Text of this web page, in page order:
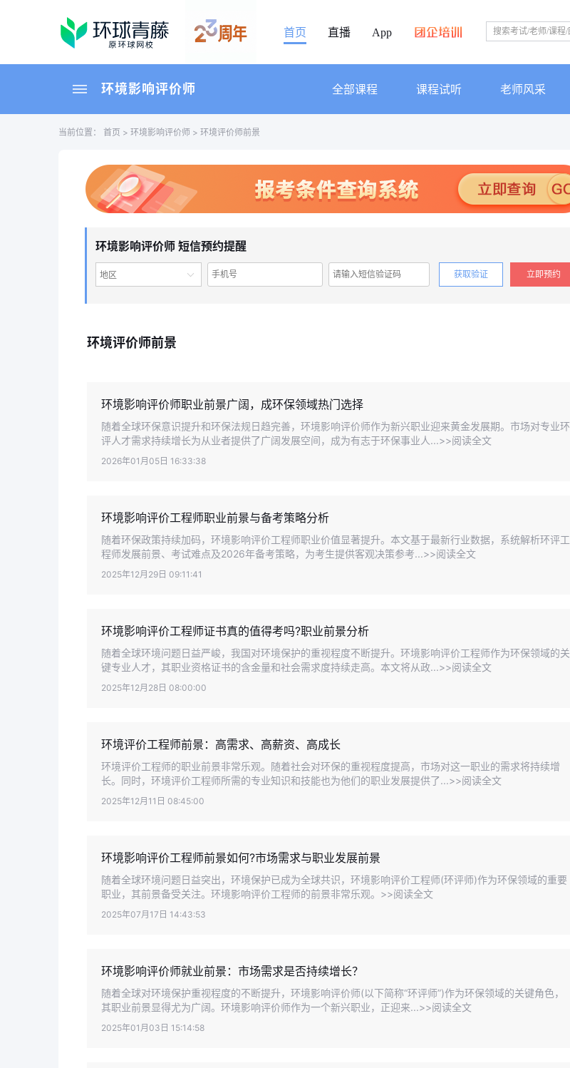
首页 直播 App
环境影响评价师 全部课程 课程试听 老师风采
当前位置： 首页 > 环境影响评价师 > 环境评价师前景
环境影响评价师 短信预约提醒
地区 获取验证 立即预约
环境评价师前景
环境影响评价师职业前景广阔，成环保领域热门选择
随着全球环保意识提升和环保法规日趋完善，环境影响评价师作为新兴职业迎来黄金发展期。市场对专业环
评人才需求持续增长为从业者提供了广阔发展空间，成为有志于环保事业人...>>阅读全文
2026年01月05日 16:33:38
环境影响评价工程师职业前景与备考策略分析
随着环保政策持续加码，环境影响评价工程师职业价值显著提升。本文基于最新行业数据，系统解析环评工
程师发展前景、考试难点及2026年备考策略，为考生提供客观决策参考...>>阅读全文
2025年12月29日 09:11:41
环境影响评价工程师证书真的值得考吗?职业前景分析
随着全球环境问题日益严峻，我国对环境保护的重视程度不断提升。环境影响评价工程师作为环保领域的关
键专业人才，其职业资格证书的含金量和社会需求度持续走高。本文将从政...>>阅读全文
2025年12月28日 08:00:00
环境评价工程师前景：高需求、高薪资、高成长
环境评价工程师的职业前景非常乐观。随着社会对环保的重视程度提高，市场对这一职业的需求将持续增
长。同时，环境评价工程师所需的专业知识和技能也为他们的职业发展提供了...>>阅读全文
2025年12月11日 08:45:00
环境影响评价工程师前景如何?市场需求与职业发展前景
随着全球环境问题日益突出，环境保护已成为全球共识，环境影响评价工程师(环评师)作为环保领域的重要
职业，其前景备受关注。环境影响评价工程师的前景非常乐观。>>阅读全文
2025年07月17日 14:43:53
环境影响评价师就业前景：市场需求是否持续增长？
随着全球对环境保护重视程度的不断提升，环境影响评价师(以下简称“环评师”)作为环保领域的关键角色，
其职业前景显得尤为广阔。环境影响评价师作为一个新兴职业，正迎来...>>阅读全文
2025年01月03日 15:14:58